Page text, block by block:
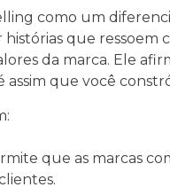
como um
que ressoem
da marca. Ele
assim que você
que as marcas